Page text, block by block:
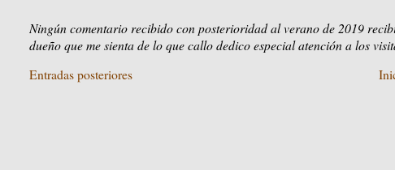
Ningún comentario recibido con posterioridad al verano de 2019
dueño que me sienta de lo que callo dedico especial atención a los
Entradas posteriores